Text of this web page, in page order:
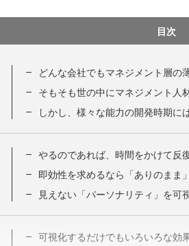
目次
どんな会社でもマネジメント層の
そもそも世の中にマネジメント人
しかし、様々な能力の開発時期に
やるのであれば、時間をかけて反
即効性を求めるなら「ありのまま
見えない「パーソナリティ」を可
可視化するだけでもいろいろな効